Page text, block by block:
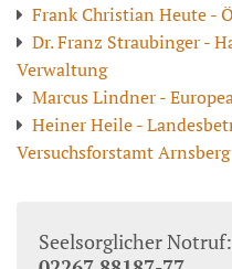
Frank Christian Heute -
Dr. Franz Straubinger -
Verwaltung
Marcus Lindner -
Heiner Heile -
Versuchsforstamt Arnsberg
Seelsorglicher Notruf: